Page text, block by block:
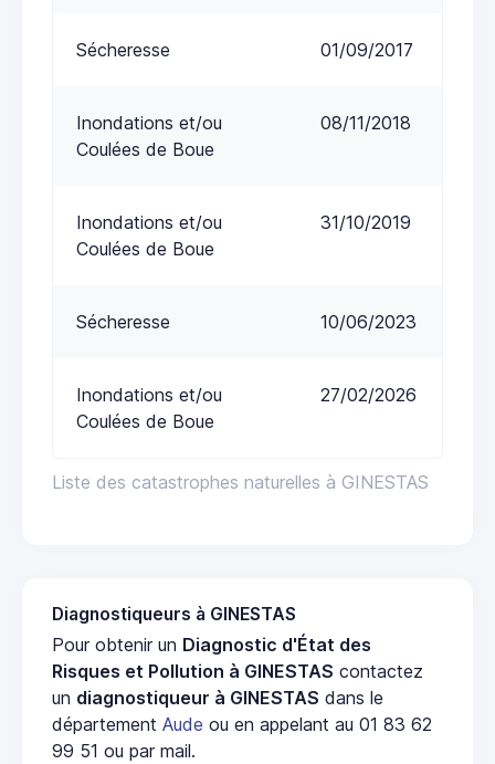
Liste des catastrophes naturelles à GINESTAS
Sécheresse 01/09/2017
Inondations et/ou
Coulées de Boue
08/11/2018
Inondations et/ou
Coulées de Boue
31/10/2019
Sécheresse 10/06/2023
Inondations et/ou
Coulées de Boue
27/02/2026
Diagnostiqueurs à GINESTAS
Pour obtenir un Diagnostic d'État des
Risques et Pollution à GINESTAS contactez
un diagnostiqueur à GINESTAS dans le
département Aude ou en appelant au 01 83 62
99 51 ou par mail.